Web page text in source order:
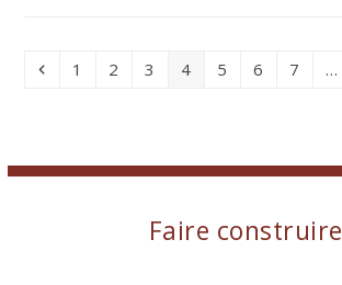
Précédent
Page
1 Page
2 Page
3 Page
4 Page
5 Page
6 Page
7 …
Faire construire